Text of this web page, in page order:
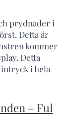
prydnader i
Detta är
kommer
Detta
i hela
– Ful